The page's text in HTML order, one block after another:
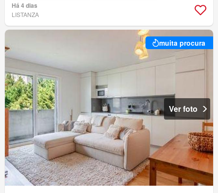
Há 4 dias
LISTANZA
muita procura
Ver foto